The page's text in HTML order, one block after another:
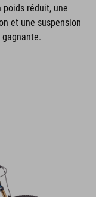
poids réduit, une
et une suspension